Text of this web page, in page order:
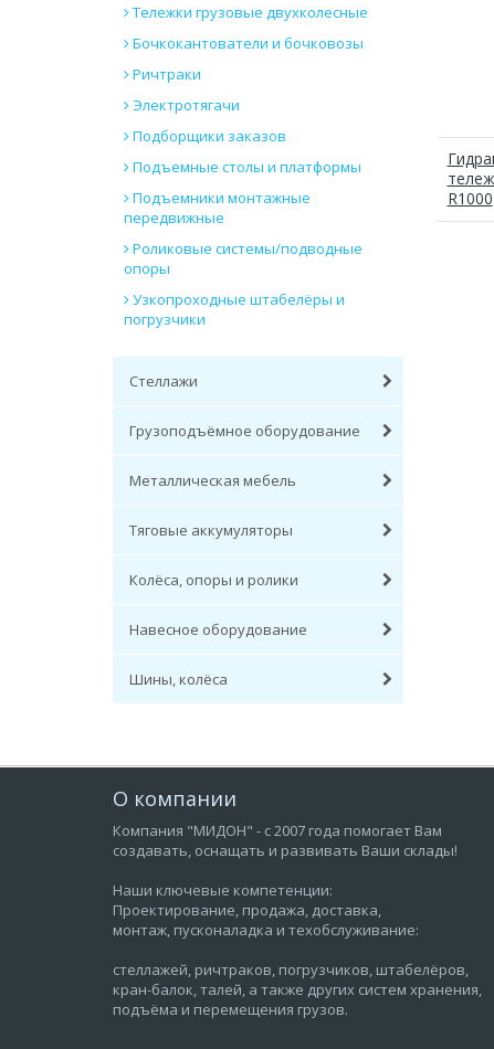
Тележки грузовые двухколесные
Бочкокантователи и бочковозы
Ричтраки
Электротягачи
Подборщики заказов
Подъемные столы и платформы
Подъемники монтажные
передвижные
Роликовые системы/подводные
опоры
Узкопроходные штабелёры и
погрузчики
Стеллажи
Грузоподъёмное оборудование
Металлическая мебель
Тяговые аккумуляторы
Колёса, опоры и ролики
Навесное оборудование
Шины, колёса
R1000
О компании
Компания "МИДОН" - с 2007 года помогает Вам
создавать, оснащать и развивать Ваши склады!
Наши ключевые компетенции:
Проектирование, продажа, доставка,
монтаж, пусконаладка и техобслуживание:
стеллажей, ричтраков, погрузчиков, штабелёров,
кран-балок, талей, а также других систем хранения,
подъёма и перемещения грузов.